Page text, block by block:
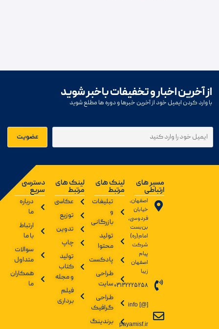
از آخرین اخبار و تخفیفات باخبر شوید
با وارد کردن ایمیل خود از آخرین خبرها و دوره ها مطلع شوید
مسیر های
ارتباطی
اصفهان،
خیابان
فردوسی،
بن‌بست
امام(ره)
شرکت
پیام
اصفهان
زیبا
03132225258
info [@]
payamisf.ir
لینک های
مرتبط
تبلیغات
و
بازرگانی
تولید
محتوا
پادکست
طراحی
سایت
طراحی
گرافیک
برندینگ
لینک های
مرتبط
عکاسی
توزیع
تدوین
چاپ
تولید
کتاب
و مجله
فیلم
برداری
دسترسی
سریع
درباره
ما
ارتباط
با ما
سوالات
متداول
همکاران
ما